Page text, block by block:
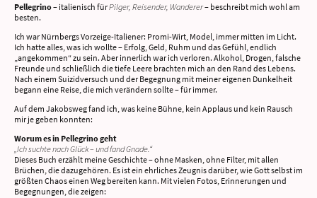
Pellegrino– italienisch fürPilger, Reisender, Wanderer– beschreibt mich wohl am
besten.
Ich war Nürnbergs Vorzeige-Italiener: Promi-Wirt, Model, immer mitten im Licht.
Ich hatte alles, was ich wollte – Erfolg, Geld, Ruhm und das Gefühl, endlich
„angekommen“ zu sein. Aber innerlich war ich verloren. Alkohol, Drogen, falsche
Freunde und schließlich die tiefe Leere brachten mich an den Rand des Lebens.
Nach einem Suizidversuch und der Begegnung mit meiner eigenen Dunkelheit
begann eine Reise, die mich verändern sollte – für immer.
Auf dem Jakobsweg fand ich, was keine Bühne, kein Applaus und kein Rausch
mir je geben konnten:
Worum es in Pellegrino geht
„Ich suchte nach Glück – und fand Gnade.“
Dieses Buch erzählt meine Geschichte – ohne Masken, ohne Filter, mit allen
Brüchen, die dazugehören. Es ist ein ehrliches Zeugnis darüber, wie Gott selbst im
größten Chaos einen Weg bereiten kann. Mit vielen Fotos, Erinnerungen und
Begegnungen, die zeigen: